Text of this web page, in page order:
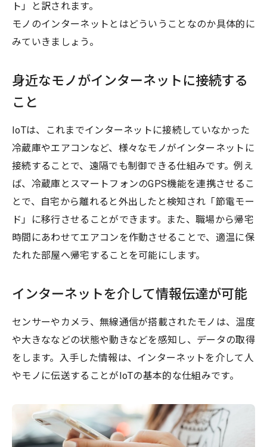
ト」と訳されます。
モノのインターネットとはどういうことなのか具体的に
みていきましょう。
身近なモノがインターネットに接続する
こと
IoTは、これまでインターネットに接続していなかった
冷蔵庫やエアコンなど、様々なモノがインターネットに
接続することで、遠隔でも制御できる仕組みです。例え
ば、冷蔵庫とスマートフォンのGPS機能を連携させるこ
とで、自宅から離れると外出したと検知され「節電モー
ド」に移行させることができます。また、職場から帰宅
時間にあわせてエアコンを作動させることで、適温に保
たれた部屋へ帰宅することを可能にします。
インターネットを介して情報伝達が可能
センサーやカメラ、無線通信が搭載されたモノは、温度
や大きななどの状態や動きなどを感知し、データの取得
をします。入手した情報は、インターネットを介して人
やモノに伝送することがIoTの基本的な仕組みです。